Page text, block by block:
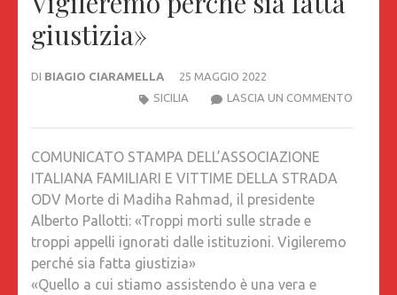
giustizia»
DI BIAGIO CIARAMELLA
25 MAGGIO 2022
LASCIA UN COMMENTO
SICILIA
COMUNICATO STAMPA DELL’ASSOCIAZIONE
ITALIANA FAMILIARI E VITTIME DELLA STRADA
ODV Morte di Madiha Rahmad, il presidente
Alberto Pallotti: «Troppi morti sulle strade e
troppi appelli ignorati dalle istituzioni. Vigileremo
perché sia fatta giustizia»
«Quello a cui stiamo assistendo è una vera e